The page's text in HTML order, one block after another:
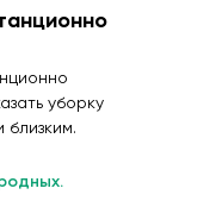
уборку
близким.